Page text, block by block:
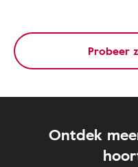
Probeer
Ontdek